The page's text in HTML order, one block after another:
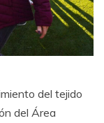
del tejido
del Área